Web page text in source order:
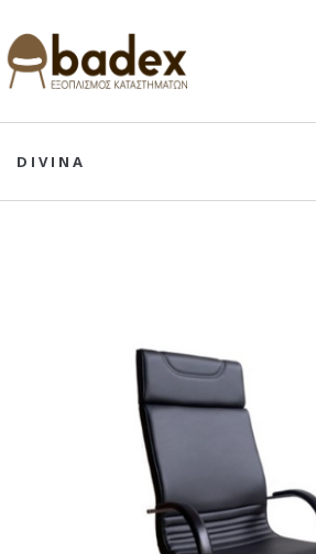
DIVINA